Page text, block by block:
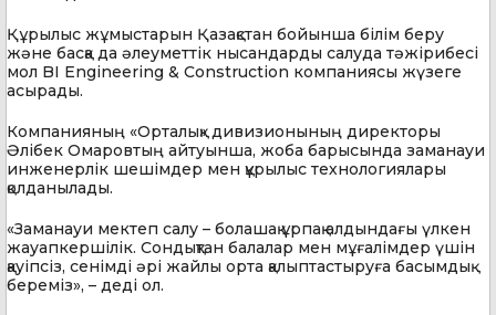
Құрылыс жұмыстарын Қазақстан бойынша білім беру
және басқа да әлеуметтік нысандарды салуда тәжірибесі
мол BI Engineering & Construction компаниясы жүзеге
асырады.
Компанияның «Орталық» дивизионының директоры
Әлібек Омаровтың айтуынша, жоба барысында заманауи
инженерлік шешімдер мен құрылыс технологиялары
қолданылады.
«Заманауи мектеп салу – болашақ ұрпақ алдындағы үлкен
жауапкершілік. Сондықтан балалар мен мұғалімдер үшін
қауіпсіз, сенімді әрі жайлы орта қалыптастыруға басымдық
береміз», – деді ол.